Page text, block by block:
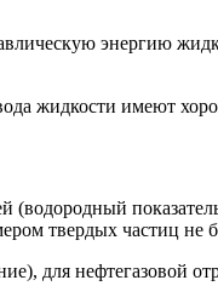
энергию
жидкости имеют
твердых частиц не
для нефтегазовой